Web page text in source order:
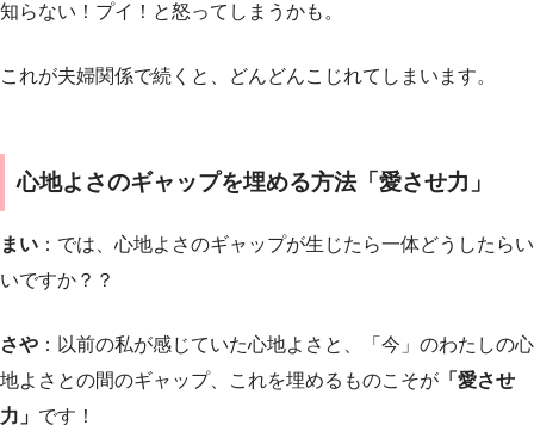
知らない！プイ！と怒ってしまうかも。
これが夫婦関係で続くと、どんどんこじれてしまいます。
心地よさのギャップを埋める方法「愛させ力」
まい ：では、心地よさのギャップが生じたら一体どうしたらい
いですか？？
さや ：以前の私が感じていた心地よさと、「今」のわたしの心
地よさとの間のギャップ、これを埋めるものこそが 「愛させ
力」 です！